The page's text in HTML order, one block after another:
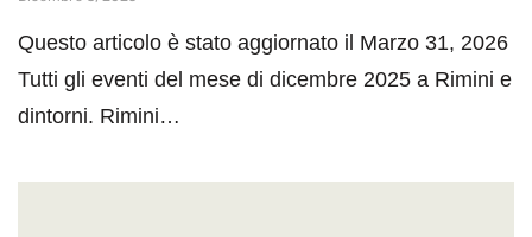
Questo articolo è stato aggiornato il Marzo 31, 2026
Tutti gli eventi del mese di dicembre 2025 a Rimini e
dintorni. Rimini…